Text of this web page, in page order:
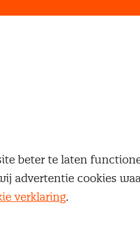
beter te laten
advertentie cookies
verklaring.